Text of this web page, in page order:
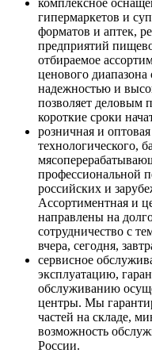
гипермаркетов и
форматов и аптек,
предприятий
отбираемое
ценового диапазона
надежностью и
позволяет деловым
короткие сроки
розничная и
технологического,
профессиональной
российских и
Ассортиментная и
направлены на
сотрудничество с
вчера, сегодня,
сервисное
эксплуатацию,
обслуживанию
центры. Мы
частей на складе,
возможность
России.